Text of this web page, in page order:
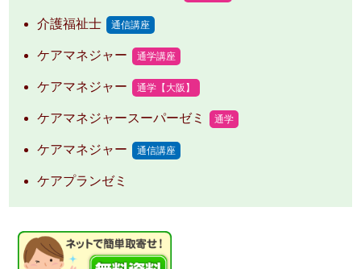
介護福祉士 通信講座
ケアマネジャー 通学講座
ケアマネジャー 通学【大阪】
ケアマネジャースーパーゼミ 通学
ケアマネジャー 通信講座
ケアプランゼミ